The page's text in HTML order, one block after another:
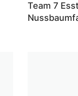
Team 7